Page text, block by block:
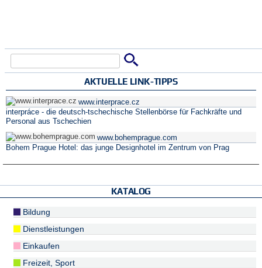
AKTUELLE LINK-TIPPS
www.interprace.cz
interpráce - die deutsch-tschechische Stellenbörse für Fachkräfte und
Personal aus Tschechien
www.bohemprague.com
Bohem Prague Hotel: das junge Designhotel im Zentrum von Prag
KATALOG
Bildung
Dienstleistungen
Einkaufen
Freizeit, Sport